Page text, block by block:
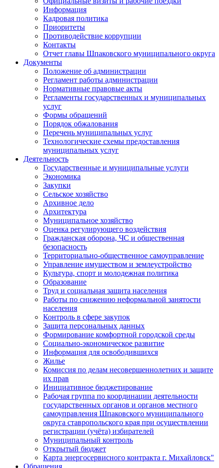
Информация
Кадровая политика
Приоритеты
Противодействие коррупции
Контакты
Отчет главы Шпаковского муниципального округа
Документы
Положение об администрации
Регламент работы администрации
Нормативные правовые акты
Регламенты государственных и муниципальных
услуг
Формы обращений
Порядок обжалования
Перечень муниципальных услуг
Технологические схемы предоставления
муниципальных услуг
Деятельность
Государственные и муниципальные услуги
Экономика
Закупки
Сельское хозяйство
Архивное дело
Архитектура
Муниципальное хозяйство
Оценка регулирующего воздействия
Гражданская оборона, ЧС и общественная
безопасность
Территориально-общественное самоуправление
Управление имуществом и землеустройство
Культура, спорт и молодежная политика
Образование
Труд и социальная защита населения
Работы по снижению неформальной занятости
населения
Контроль в сфере закупок
Защита персональных данных
Формирование комфортной городской среды
Социально-экономическое развитие
Информация для освободившихся
Жилье
Комиссия по делам несовершеннолетних и защите
их прав
Инициативное бюджетирование
Рабочая группа по координации деятельности
государственных органов и органов местного
самоуправления Шпаковского муниципального
округа ставропольского края при осуществлении
регистрации (учёта) избирателей
Муниципальный контроль
Открытый бюджет
Карта энергосервисного контракта г. Михайловск"
Обращения